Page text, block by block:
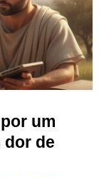
um
dor de